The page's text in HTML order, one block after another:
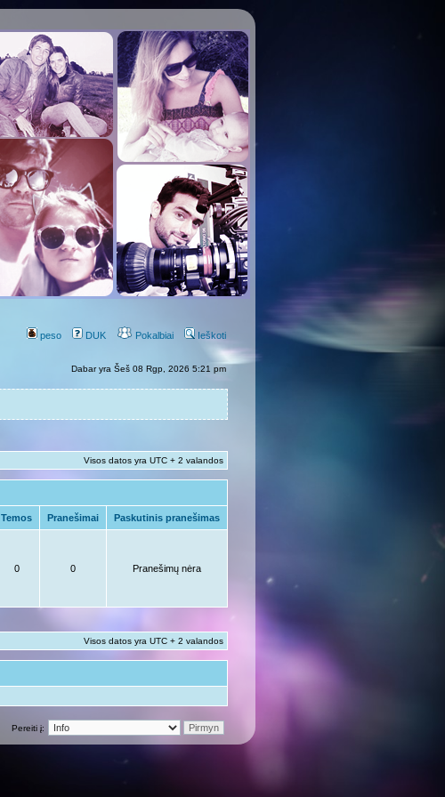
peso
DUK Pokalbiai Ieškoti
Dabar yra Šeš 08 Rgp, 2026 5:21 pm
Visos datos yra UTC + 2 valandos
Temos Pranešimai Paskutinis pranešimas
0 0 Pranešimų nėra
Visos datos yra UTC + 2 valandos
Pereiti į: